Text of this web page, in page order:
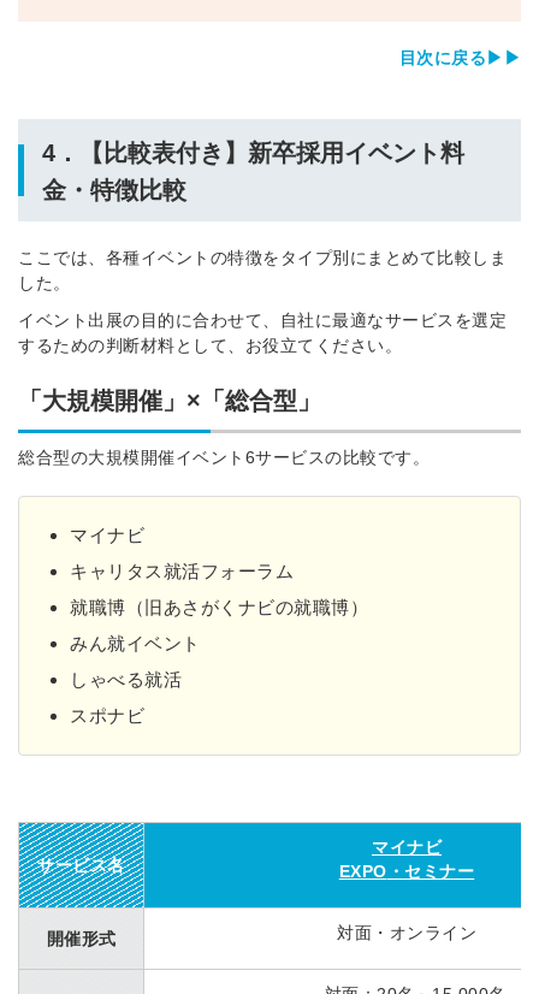
目次に戻る▶▶
4．【比較表付き】 新卒採用イベント料
金・特徴比較
ここでは、各種イベントの特徴をタイプ別にまとめて比較しま
した。
イベント出展の目的に合わせて、自社に最適なサービスを選定
するための判断材料として、お役立てください。
「大規模開催」×「総合型」
総合型の大規模開催イベント6サービスの比較です。
マイナビ
キャリタス就活フォーラム
就職博（旧あさがくナビの就職博）
みん就イベント
しゃべる就活
スポナビ
サービス名
マイナビ
EXPO ・セミナー
開催形式 対面・オンライン